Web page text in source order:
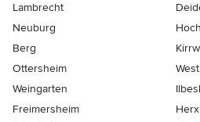
Lambrecht
Neuburg
Berg
Ottersheim
Weingarten
Freimersheim